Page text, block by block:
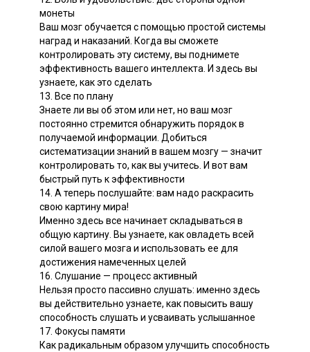
монеты
Ваш мозг обучается с помощью простой системы
наград и наказаний. Когда вы сможете
контролировать эту систему, вы поднимете
эффективность вашего интеллекта. И здесь вы
узнаете, как это сделать
13. Все по плану
Знаете ли вы об этом или нет, но ваш мозг
постоянно стремится обнаружить порядок в
получаемой информации. Добиться
систематизации знаний в вашем мозгу — значит
контролировать то, как вы учитесь. И вот вам
быстрый путь к эффективности
14. А теперь послушайте: вам надо раскрасить
свою картину мира!
Именно здесь все начинает складываться в
общую картину. Вы узнаете, как овладеть всей
силой вашего мозга и использовать ее для
достижения намеченных целей
16. Слушание — процесс активный
Нельзя просто пассивно слушать: именно здесь
вы действительно узнаете, как повысить вашу
способность слушать и усваивать услышанное
17. Фокусы памяти
Как радикальным образом улучшить способность